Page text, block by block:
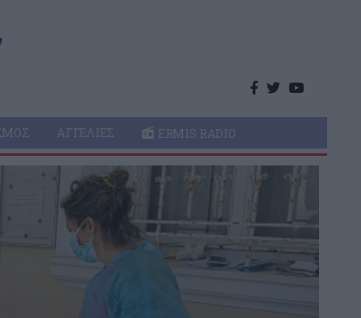
ΑΓΓΕΛΊΕΣ ERMIS RADIO